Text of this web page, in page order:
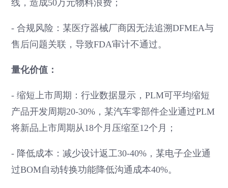
线，造成50万元物料浪费；
- 合规风险：某医疗器械厂商因无法追溯DFMEA与
售后问题关联，导致FDA审计不通过。
量化价值：
- 缩短上市周期：行业数据显示，PLM可平均缩短
产品开发周期20-30%，某汽车零部件企业通过PLM
将新品上市周期从18个月压缩至12个月；
- 降低成本：减少设计返工30-40%，某电子企业通
过BOM自动转换功能降低沟通成本40%。